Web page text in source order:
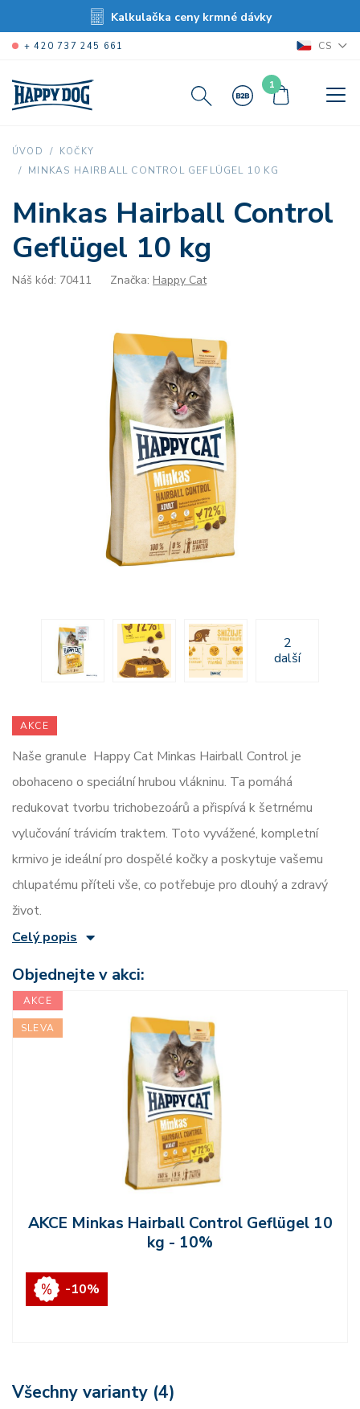
Kalkulačka ceny krmné dávky
+ 420 737 245 661 CS
1
ÚVOD KOČKY
MINKAS HAIRBALL CONTROL GEFLÜGEL 10 KG
Minkas Hairball Control
Geflügel 10 kg
Náš kód: 70411 Značka: Happy Cat
2
další
AKCE
Naše granule Happy Cat Minkas Hairball Control je
obohaceno o speciální hrubou vlákninu. Ta pomáhá
redukovat tvorbu trichobezoárů a přispívá k šetrnému
vylučování trávicím traktem. Toto vyvážené, kompletní
krmivo je ideální pro dospělé kočky a poskytuje vašemu
chlupatému příteli vše, co potřebuje pro dlouhý a zdravý
život.
Celý popis
Objednejte v akci:
AKCE
SLEVA
AKCE Minkas Hairball Control Geflügel 10
kg - 10%
-10%
Všechny varianty (4)